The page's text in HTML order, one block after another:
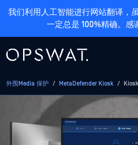
我们利用人工智能进行网站翻译，
一定总是 100%精确。感
外围Media 保护 / MetaDefender Kiosk /